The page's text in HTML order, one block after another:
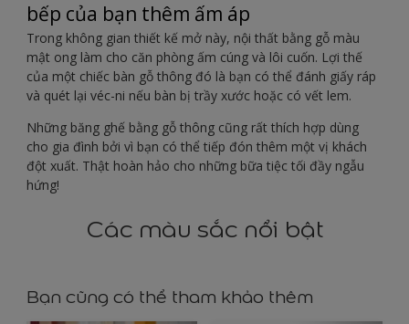
bếp của bạn thêm ấm áp
Trong không gian thiết kế mở này, nội thất bằng gỗ màu
mật ong làm cho căn phòng ấm cúng và lôi cuốn. Lợi thế
của một chiếc bàn gỗ thông đó là bạn có thể đánh giấy ráp
và quét lại véc-ni nếu bàn bị trầy xước hoặc có vết lem.
Những băng ghế bằng gỗ thông cũng rất thích hợp dùng
cho gia đình bởi vì bạn có thể tiếp đón thêm một vị khách
đột xuất. Thật hoàn hảo cho những bữa tiệc tối đầy ngẫu
hứng!
Các màu sắc nổi bật
Bạn cũng có thể tham khảo thêm